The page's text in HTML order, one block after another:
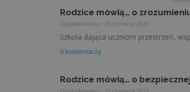
Rodzice mówią… o
Opublikowano: 23 czerwca 2025
Szkoła dająca uczniom przestrzeń,
0 komentarzy
Rodzice mówią… o